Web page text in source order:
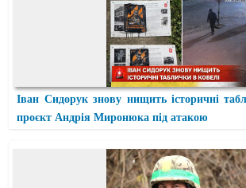
Іван Сидорук знову нищить історичні
проєкт Андрія Миронюка під атакою